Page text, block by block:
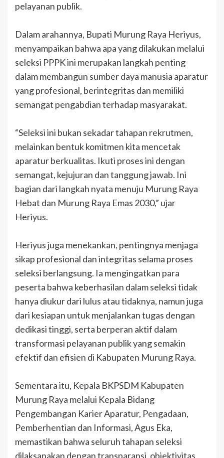
pelayanan publik.
Dalam arahannya, Bupati Murung Raya Heriyus,
menyampaikan bahwa apa yang dilakukan melalui
seleksi PPPK ini merupakan langkah penting
dalam membangun sumber daya manusia aparatur
yang profesional, berintegritas dan memiliki
semangat pengabdian terhadap masyarakat.
“Seleksi ini bukan sekadar tahapan rekrutmen,
melainkan bentuk komitmen kita mencetak
aparatur berkualitas. Ikuti proses ini dengan
semangat, kejujuran dan tanggung jawab. Ini
bagian dari langkah nyata menuju Murung Raya
Hebat dan Murung Raya Emas 2030,” ujar
Heriyus.
Heriyus juga menekankan, pentingnya menjaga
sikap profesional dan integritas selama proses
seleksi berlangsung. Ia mengingatkan para
peserta bahwa keberhasilan dalam seleksi tidak
hanya diukur dari lulus atau tidaknya, namun juga
dari kesiapan untuk menjalankan tugas dengan
dedikasi tinggi, serta berperan aktif dalam
transformasi pelayanan publik yang semakin
efektif dan efisien di Kabupaten Murung Raya.
Sementara itu, Kepala BKPSDM Kabupaten
Murung Raya melalui Kepala Bidang
Pengembangan Karier Aparatur, Pengadaan,
Pemberhentian dan Informasi, Agus Eka,
memastikan bahwa seluruh tahapan seleksi
dilaksanakan dengan transparansi, objektivitas